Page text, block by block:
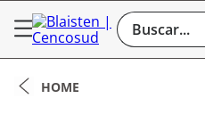
Buscar...